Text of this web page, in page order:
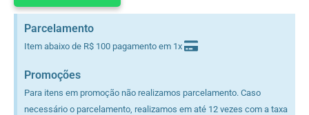
Parcelamento
Item abaixo de R$ 100 pagamento em 1x
Promoções
Para itens em promoção não realizamos parcelamento. Caso
necessário o parcelamento, realizamos em até 12 vezes com a taxa